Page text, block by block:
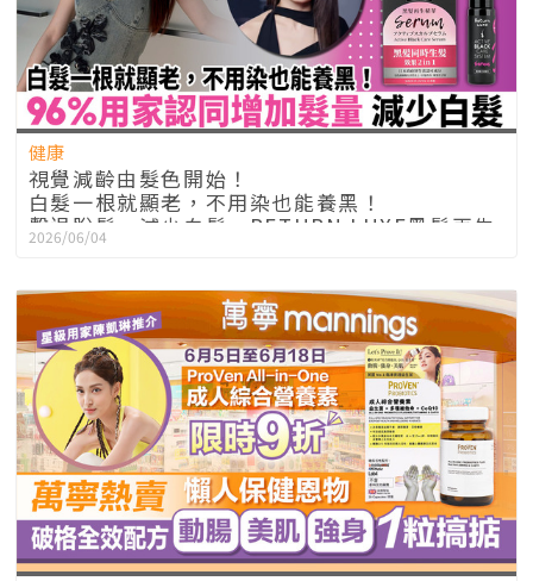
健康
視覺減齡由髮色開始！
白髮一根就顯老，不用染也能養黑！
擊退脫髮、減少白髮，RETURN LUXE黑髮再生
系列第2件半價
2026/06/04